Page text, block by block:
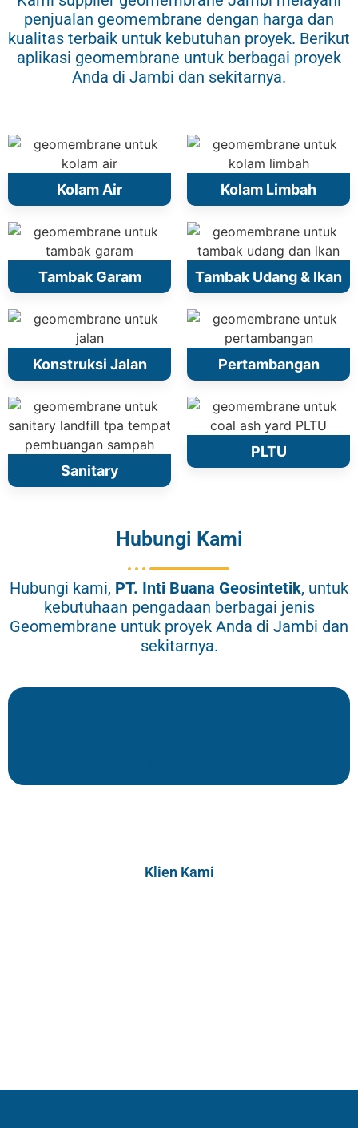
penjualan geomembrane dengan harga dan
kualitas terbaik untuk kebutuhan proyek. Berikut
aplikasi geomembrane untuk berbagai proyek
Anda di Jambi dan sekitarnya.
Kolam Air Kolam Limbah
Tambak Garam Tambak Udang & Ikan
Konstruksi Jalan Pertambangan
Sanitary
PLTU
Hubungi Kami
Hubungi kami, PT. Inti Buana Geosintetik, untuk
kebutuhaan pengadaan berbagai jenis
Geomembrane untuk proyek Anda di Jambi dan
sekitarnya.
Klien Kami